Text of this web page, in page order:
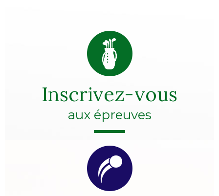
Inscrivez-vous
aux épreuves